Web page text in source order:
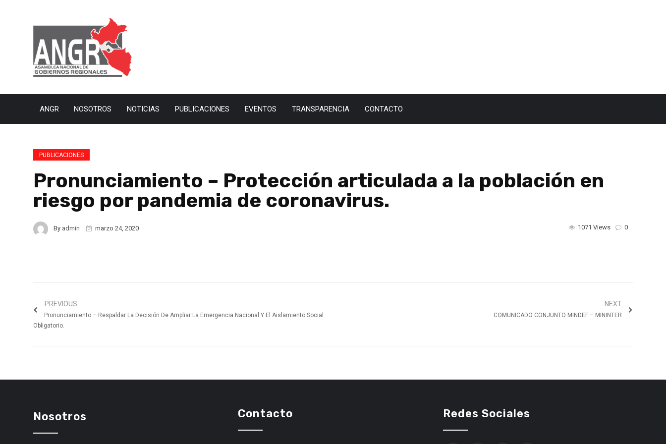
ANGR NOSOTROS NOTICIAS PUBLICACIONES EVENTOS TRANSPARENCIA CONTACTO
PUBLICACIONES
Pronunciamiento – Protección articulada a la población en
riesgo por pandemia de coronavirus.
By admin marzo 24, 2020 0
1071 Views
PREVIOUS
Pronunciamiento – Respaldar La Decisión De Ampliar La Emergencia Nacional Y El Aislamiento Social
Obligatorio.
NEXT
COMUNICADO CONJUNTO MINDEF – MININTER
Nosotros Contacto Redes Sociales